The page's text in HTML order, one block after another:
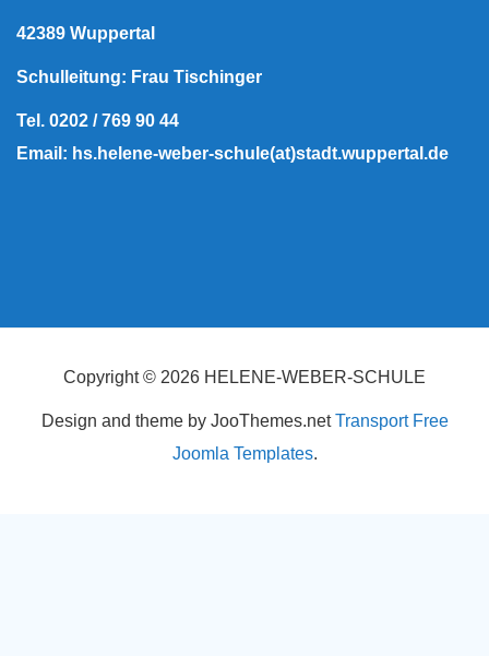
42389 Wuppertal
Schulleitung: Frau Tischinger
Tel. 0202 / 769 90 44
Email: hs.helene-weber-schule(at)stadt.wuppertal.de
Copyright © 2026 HELENE-WEBER-SCHULE
Design and theme by JooThemes.netTransport Free
Joomla Templates.